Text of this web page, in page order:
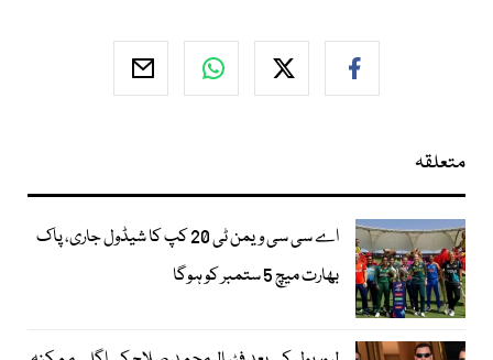
متعلقہ
اے سی سی ویمن ٹی 20 کپ کا شیڈول جاری، پاک
بھارت میچ 5 ستمبر کو ہوگا